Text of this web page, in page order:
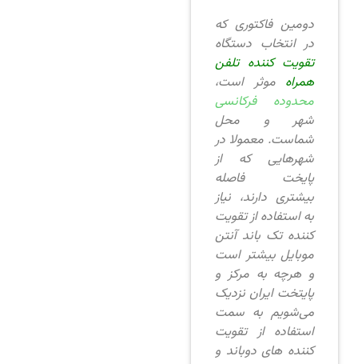
دومین فاکتوری که
در انتخاب دستگاه
تقویت کننده تلفن
همراه موثر است،
محدوده فرکانسی
شهر و محل
شماست. معمولا در
شهرهایی که از
پایخت فاصله
بیشتری دارند، نیاز
به استفاده از تقویت
کننده تک باند آنتن
موبایل بیشتر است
و هرچه به مرکز و
پایتخت ایران نزدیک
می‌شویم به سمت
استفاده از تقویت
کننده های دوباند و